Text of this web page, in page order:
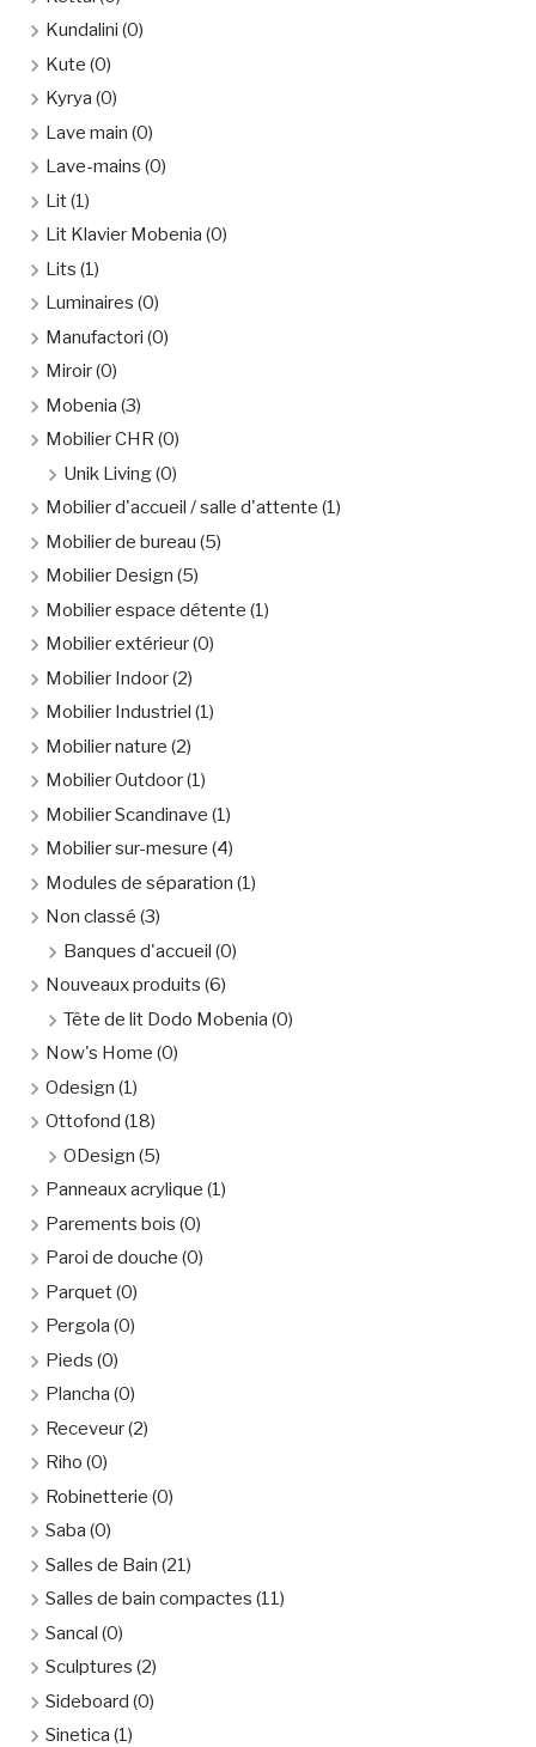
Kundalini (0)
Kute (0)
Kyrya (0)
Lave main (0)
Lave-mains (0)
Lit(1)
Lit Klavier Mobenia (0)
Lits (1)
Luminaires (0)
Manufactori (0)
Miroir(0)
Mobenia (3)
Mobilier CHR (0)
Unik Living(0)
Mobilier d'accueil / salle d'attente (1)
Mobilier de bureau (5)
Mobilier Design (5)
Mobilier espace détente (1)
Mobilier extérieur(0)
Mobilier Indoor(2)
Mobilier Industriel (1)
Mobilier nature (2)
Mobilier Outdoor(1)
Mobilier Scandinave (1)
Mobilier sur-mesure (4)
Modules de séparation (1)
Non classé (3)
Banques d'accueil (0)
Nouveaux produits (6)
Tête de lit Dodo Mobenia (0)
Now's Home (0)
Odesign (1)
Ottofond (18)
ODesign (5)
Panneaux acrylique (1)
Parements bois (0)
Paroi de douche (0)
Parquet(0)
Pergola (0)
Pieds (0)
Plancha (0)
Receveur(2)
Riho (0)
Robinetterie (0)
Saba (0)
Salles de Bain (21)
Salles de bain compactes (11)
Sancal (0)
Sculptures (2)
Sideboard (0)
Sinetica (1)